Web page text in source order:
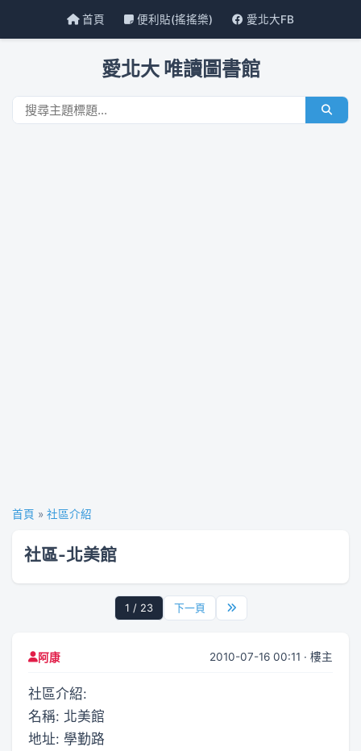
首頁 便利貼(搖搖樂) 愛北大FB
愛北大 唯讀圖書館
首頁 » 社區介紹
社區-北美館
1 / 23 下一頁
阿康 2010-07-16 00:11 · 樓主
社區介紹:
名稱: 北美館
地址: 學勤路